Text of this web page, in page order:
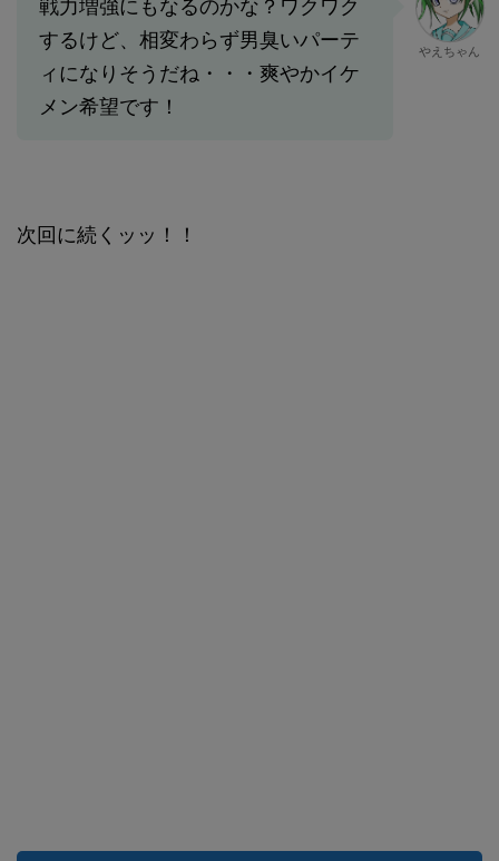
戦力増強にもなるのかな？ワクワク
するけど、相変わらず男臭いパーテ
ィになりそうだね・・・爽やかイケ
メン希望です！
やえちゃん
次回に続くッッ！！